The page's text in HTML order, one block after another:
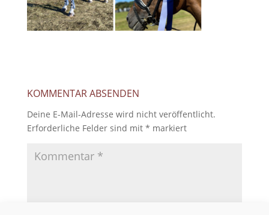
KOMMENTAR ABSENDEN
Deine E-Mail-Adresse wird nicht veröffentlicht.
Erforderliche Felder sind mit * markiert